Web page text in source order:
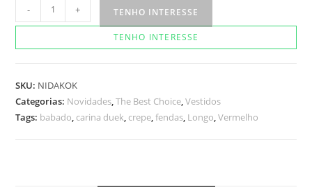
Lolla
- + TENHO INTERESSE
TENHO INTERESSE
SKU: NIDAKOK
Categorias: Novidades,The Best Choice,Vestidos
Tags: babado, carina duek, crepe,fendas, Longo,Vermelho